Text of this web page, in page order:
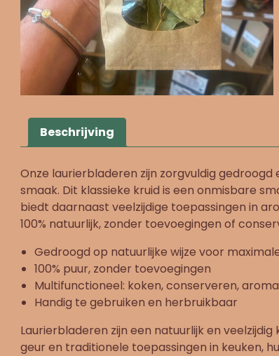
Beschrijving
Onze laurierbladeren zijn zorgvuldig
smaak. Dit klassieke kruid is een onmisbare
biedt daarnaast veelzijdige toepassingen in
100% natuurlijk, zonder toevoegingen of
Gedroogd op natuurlijke wijze voor
100% puur, zonder toevoegingen
Multifunctioneel: koken, conserveren,
Handig te gebruiken en herbruikbaar
Laurierbladeren zijn een natuurlijk en
geur en traditionele toepassingen in keuken,